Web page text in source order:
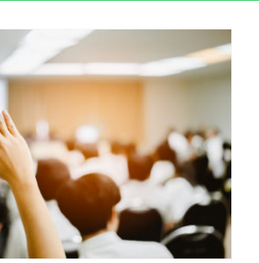
funktionieren
Wahlen und
bei
digitalen